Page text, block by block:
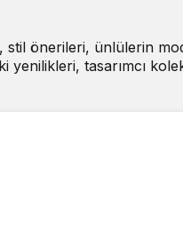
önerileri, ünlülerin
yenilikleri, tasarımcı